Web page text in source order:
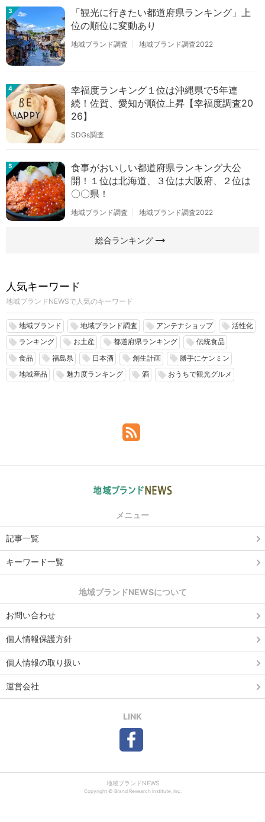
3
「観光に行きたい都道府県ランキング」上
位の順位に変動あり
地域ブランド調査 地域ブランド調査2022
4
幸福度ランキング１位は沖縄県で5年連
続！佐賀、愛知が順位上昇【幸福度調査20
26】
SDGs調査
5
食事がおいしい都道府県ランキング大公
開！１位は北海道、３位は大阪府、２位は
〇〇県！
地域ブランド調査 地域ブランド調査2022
総合ランキングarrow_right_alt
人気キーワード
地域ブランドNEWSで人気のキーワード
local_offer 地域ブランド local_offer 地域ブランド調査 local_offer アンテナショップ local_offer 活性化
local_offer ランキング local_offer お土産 local_offer 都道府県ランキング local_offer 伝統食品
local_offer 食品 local_offer 福島県 local_offer 日本酒 local_offer 創生計画 local_offer 勝手にケンミン
local_offer 地域産品 local_offer 魅力度ランキング local_offer 酒 local_offer おうちで観光グルメ
メニュー
記事一覧
キーワード一覧
地域ブランドNEWSについて
お問い合わせ
個人情報保護方針
個人情報の取り扱い
運営会社
LINK
地域ブランドNEWS
Copyright © Brand Research Institute, Inc.